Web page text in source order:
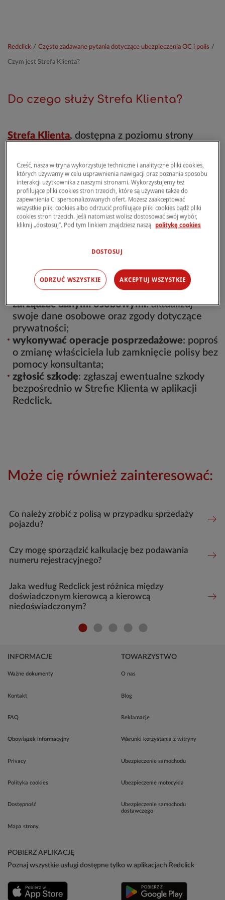
Redclick / Często zadawane pytania dotyczące ubezpieczenia OC i polis /
Czym jest Strefa Klienta?
Do czego służy Strefa Klienta?
Strefa Klienta, dostępna z poziomu strony
pozwala w dowolnej chwili samodzielnie
wykonać następujące działania:
wyświetlić szczegóły zakupionych polis
sprawdź informacje takie jak data wygaśnięcia,
zakresy ubezpieczenia i opłacona składka;
wyświetlić i pobrać polisę w formacie PDF
ubezpieczeniowych;
zapisać i przygotować nowe kalkulacje
zarządzaj swoimi kalkulacjami w trybie
samoobsługowym;
zarządzać danymi osobowymi: aktualizuj
swoje dane osobowe oraz zgody dotyczące
prywatności;
wykonywać operacje posprzedażowe: poproś
o zmianę właściciela lub zamknięcie polisy bez
pomocy konsultanta;
zgłosić szkodę: zgłaszaj ewentualne szkody
bezpośrednio w Strefie Klienta w aplikacji
Redclick.
Może cię również zainteresować:
Co należy zrobić z polisą w przypadku sprzedaży
pojazdu?
Czy mogę sporządzić kalkulację bez podawania
numeru rejestracyjnego?
Jaka według Redclick jest różnica między
doświadczonym kierowcą a kierowcą
niedoświadczonym?
INFORMACJE
Ważne dokumenty
Kontakt
FAQ
Obowiązek informacyjny
Privacy
Polityka cookies
Dostępność
Mapa strony
TOWARZYSTWO
O nas
Blog
Reklamacje
Warunki korzystania z witryny
Ubezpieczenie samochodu
Ubezpieczenie motocykla
Ubezpieczenie samochodu
dostawczego
POBIERZ APLIKACJĘ
Poznaj wszystkie usługi dostępne tylko w aplikacjach Redclick
Cześć, nasza witryna wykorzystuje techniczne i analityczne pliki cookies,
których używamy w celu usprawnienia nawigacji oraz poznania sposobu
interakcji użytkownika z naszymi stronami. Wykorzystujemy też
profilujące pliki cookies stron trzecich, które są używane także do
zapewnienia Ci spersonalizowanych ofert. Możesz zaakceptować
wszystkie pliki cookies albo odrzucić profilujące pliki cookies bądź pliki
cookies stron trzecich. Jeśli natomiast wolisz dostosować swój wybór,
kliknij „dostosuj”. Pod tym linkiem znajdziesz naszą politykę cookies
DOSTOSUJ
ODRZUĆ WSZYSTKIE AKCEPTUJ WSZYSTKIE